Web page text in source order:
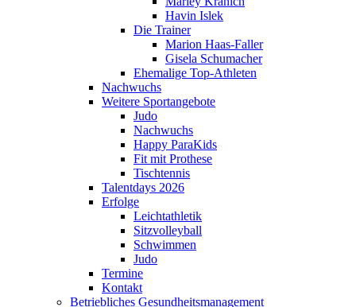
Havin Islek
Die Trainer
Marion Haas-Faller
Gisela Schumacher
Ehemalige Top-Athleten
Nachwuchs
Weitere Sportangebote
Judo
Nachwuchs
Happy ParaKids
Fit mit Prothese
Tischtennis
Talentdays 2026
Erfolge
Leichtathletik
Sitzvolleyball
Schwimmen
Judo
Termine
Kontakt
Betriebliches Gesundheits­management